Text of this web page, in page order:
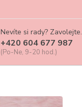
Nevíte si rady? Zavolejte.
+420 604 677 987
(Po-Ne, 9-20 hod.)